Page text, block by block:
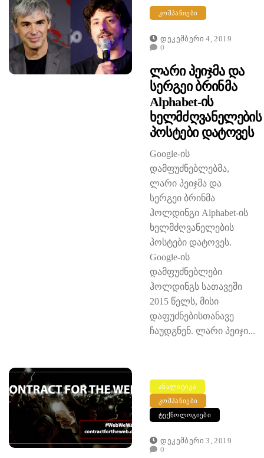
ᲙᲝᲛᲞᲐᲜᲘᲔᲑᲘ
Დეკემბერი 4, 2019
0
Ლარი Პეიჯმა Და
Სერგეი Ბრინმა
Alphabet-Ის
Ხელმძღვანელების
Პოსტები Დატოვეს
Google-ის
დამფუძნებლებმა,
ლარი პეიჯმა და
სერგეი ბრინმა
ჰოლდინგი Alphabet-ის
ხელმძღვანელების
პოსტები დატოვეს.
Google-ის
დამფუძნებლები
ჰოლდინგს სათავეში
2015 წელს, მისი
დაფუძნებისთანავე
ჩაუდგნენ. ლარი პეიჯი...
ᲐᲜᲐᲚᲘᲢᲘᲙᲐ
ᲙᲝᲛᲞᲐᲜᲘᲔᲑᲘ
ᲢᲔᲥᲜᲝᲚᲝᲒᲘᲔᲑᲘ
Დეკემბერი 3, 2019
0